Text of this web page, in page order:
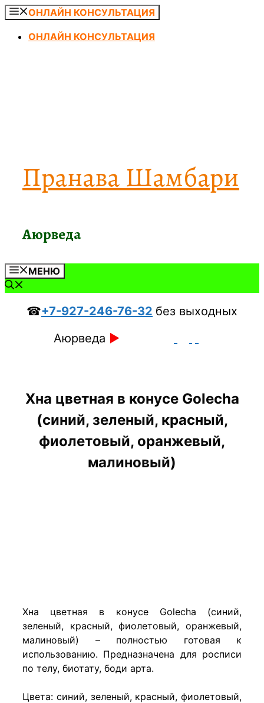
Перейти
содержимому
ОНЛАЙН КОНСУЛЬТАЦИЯ
ОНЛАЙН КОНСУЛЬТАЦИЯ
Пранава Шамбари
Аюрведа
МЕНЮ
☎+7-927-246-76-32 без выходных
Аюрведа ►
Хна цветная в конусе Golecha
(синий, зеленый, красный,
фиолетовый, оранжевый,
малиновый)
Хна цветная в конусе Golecha (синий,
зеленый, красный, фиолетовый, оранжевый,
малиновый) – полностью готовая к
использованию. Предназначена для росписи
по телу, биотату, боди арта.
Цвета: синий, зеленый, красный, фиолетовый,